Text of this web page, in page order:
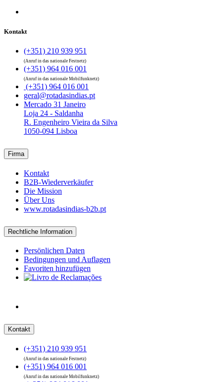
Kontakt
(+351) 210 939 951
(Anruf in das nationale Festnetz)
(+351) 964 016 001
(Anruf in das nationale Mobilfunknetz)
(+351) 964 016 001
geral@rotadasindias.pt
Mercado 31 Janeiro
Loja 24 - Saldanha
R. Engenheiro Vieira da Silva
1050-094 Lisboa
Firma
Kontakt
B2B-Wiederverkäufer
Die Mission
Über Uns
www.rotadasindias-b2b.pt
Rechtliche Information
Persönlichen Daten
Bedingungen und Auflagen
Favoriten hinzufügen
Kontakt
(+351) 210 939 951
(Anruf in das nationale Festnetz)
(+351) 964 016 001
(Anruf in das nationale Mobilfunknetz)